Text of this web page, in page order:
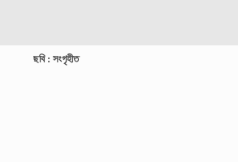
ছবি : সংগৃহীত